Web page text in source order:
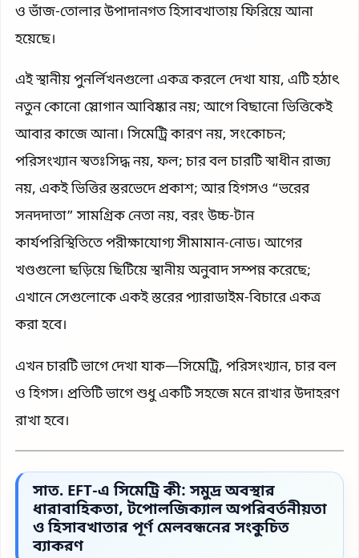
ও ভাঁজ-তোলার উপাদানগত হিসাবখাতায় ফিরিয়ে আনা
হয়েছে।
এই স্থানীয় পুনর্লিখনগুলো একত্র করলে দেখা যায়, এটি হঠাৎ
নতুন কোনো স্লোগান আবিষ্কার নয়; আগে বিছানো ভিত্তিকেই
আবার কাজে আনা। সিমেট্রি কারণ নয়, সংকোচন;
পরিসংখ্যান স্বতঃসিদ্ধ নয়, ফল; চার বল চারটি স্বাধীন রাজ্য
নয়, একই ভিত্তির স্তরভেদে প্রকাশ; আর হিগসও “ভরের
সনদদাতা” সামগ্রিক নেতা নয়, বরং উচ্চ-টান
কার্যপরিস্থিতিতে পরীক্ষাযোগ্য সীমামান-নোড। আগের
খণ্ডগুলো ছড়িয়ে ছিটিয়ে স্থানীয় অনুবাদ সম্পন্ন করেছে;
এখানে সেগুলোকে একই স্তরের প্যারাডাইম-বিচারে একত্র
করা হবে।
এখন চারটি ভাগে দেখা যাক—সিমেট্রি, পরিসংখ্যান, চার বল
ও হিগস। প্রতিটি ভাগে শুধু একটি সহজে মনে রাখার উদাহরণ
রাখা হবে।
সাত. EFT-এ সিমেট্রি কী: সমুদ্র অবস্থার
ধারাবাহিকতা, টপোলজিক্যাল অপরিবর্তনীয়তা
ও হিসাবখাতার পূর্ণ মেলবন্ধনের সংকুচিত
ব্যাকরণ